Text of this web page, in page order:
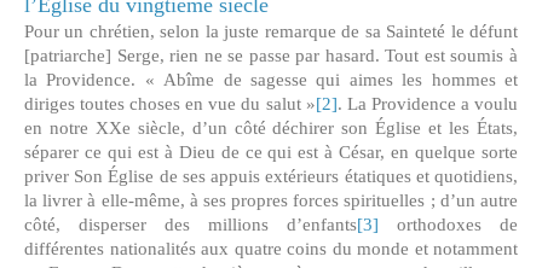
l’Église du vingtième siècle
Pour un chrétien, selon la juste remarque de sa Sainteté le défunt
[patriarche] Serge, rien ne se passe par hasard. Tout est soumis à
la Providence. « Abîme de sagesse qui aimes les hommes et
diriges toutes choses en vue du salut »[2]. La Providence a voulu
en notre XXe siècle, d’un côté déchirer son Église et les États,
séparer ce qui est à Dieu de ce qui est à César, en quelque sorte
priver Son Église de ses appuis extérieurs étatiques et quotidiens,
la livrer à elle-même, à ses propres forces spirituelles ; d’un autre
côté, disperser des millions d’enfants[3] orthodoxes de
différentes nationalités aux quatre coins du monde et notamment